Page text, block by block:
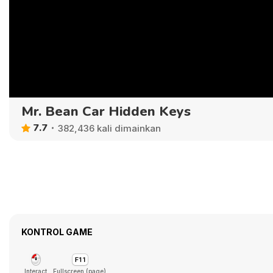
Mr. Bean Car Hidden Keys
7.7 382,436 kali dimainkan
KONTROL GAME
Interact Fullscreen (page)